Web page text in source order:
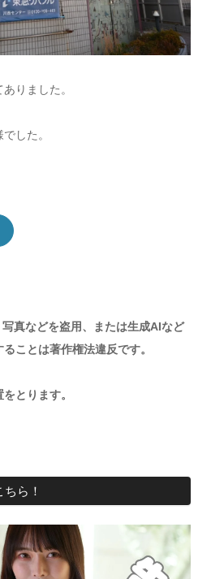
りました。
した。
真などを盗用、または生成AIなど
ことは著作権法違反です。
とります。
ら！